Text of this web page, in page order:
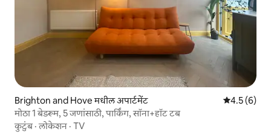
Brighton and Hove मधील अपार्टमेंट 5 पैकी 4.5
4.5 (6)
मोठा 1 बेडरूम, 5 जणांसाठी, पार्किंग, सॉना+हॉट टब
कुटुंब·लोकेशन · TV